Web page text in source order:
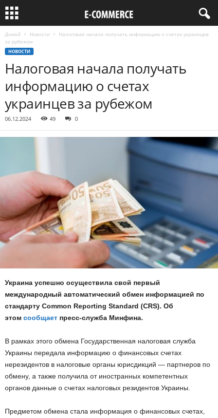
Домой Новости
Налоговая начала получать информацию о счетах украинцев
за рубежом
НОВОСТИ
Налоговая начала получать
информацию о счетах
украинцев за рубежом
06.12.2024 49 0
Украина успешно осуществила свой первый
международный автоматический обмен информацией по
стандарту Common Reporting Standard (CRS). Об
этом сообщает пресc-служба Минфина.
В рамках этого обмена Государственная налоговая служба
Украины передала информацию о финансовых счетах
нерезидентов в налоговые органы юрисдикций — партнеров по
обмену, а также получила от иностранных компетентных
органов данные о счетах налоговых резидентов Украины.
Предметом обмена стала информация о финансовых счетах,